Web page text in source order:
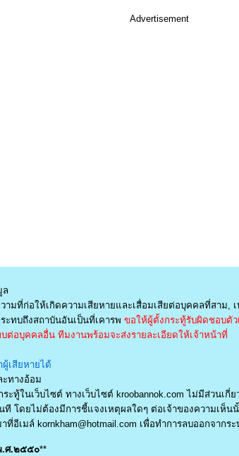
Advertisement
ล
มที่ก่อให้เกิดความเสียหายและเสื่อมเสียต่อบุคคลที่สาม,
ะทบถึงสถาบันอันเป็นที่เคารพ ขอให้ผู้ตั้งกระทู้รับผิดชอบตัว
อบุคคลอื่น ทีมงานพร้อมจะส่งรายละเอียดให้เจ้าหน้าที่
เสียหายได้
ทางอ้อม
ทู้ในเว็บไซต์ ทางเว็บไซต์ kroobannok.com ไม่มีส่วนเกี่
โดยไม่ต้องมีการชี้แจงเหตุผลใดๆ ต่อเจ้าของความเห็น
ที่อีเมล์ kornkham@hotmail.com เพื่อทำการลบออกจากร
.ศ.๒๕๕๐**